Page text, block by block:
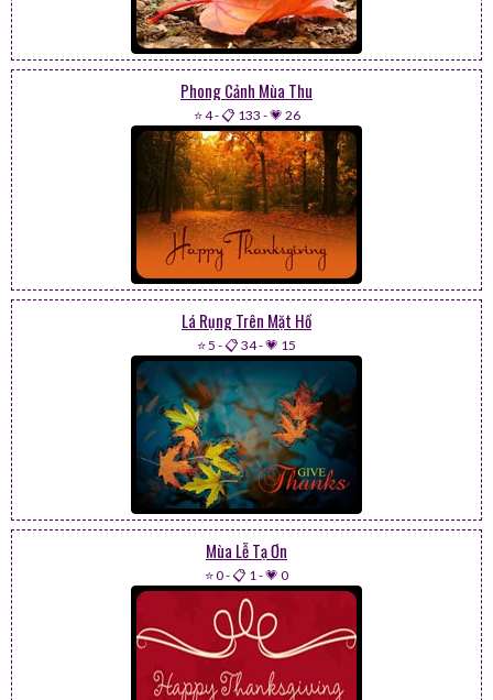
Phong Cảnh Mùa Thu
⭐ 4-📋 133 -💗 26
Lá Rụng Trên Mặt Hồ
⭐ 5 -📋 34-💗 15
Mùa Lễ Tạ Ơn
⭐ 0-📋 1-💗 0